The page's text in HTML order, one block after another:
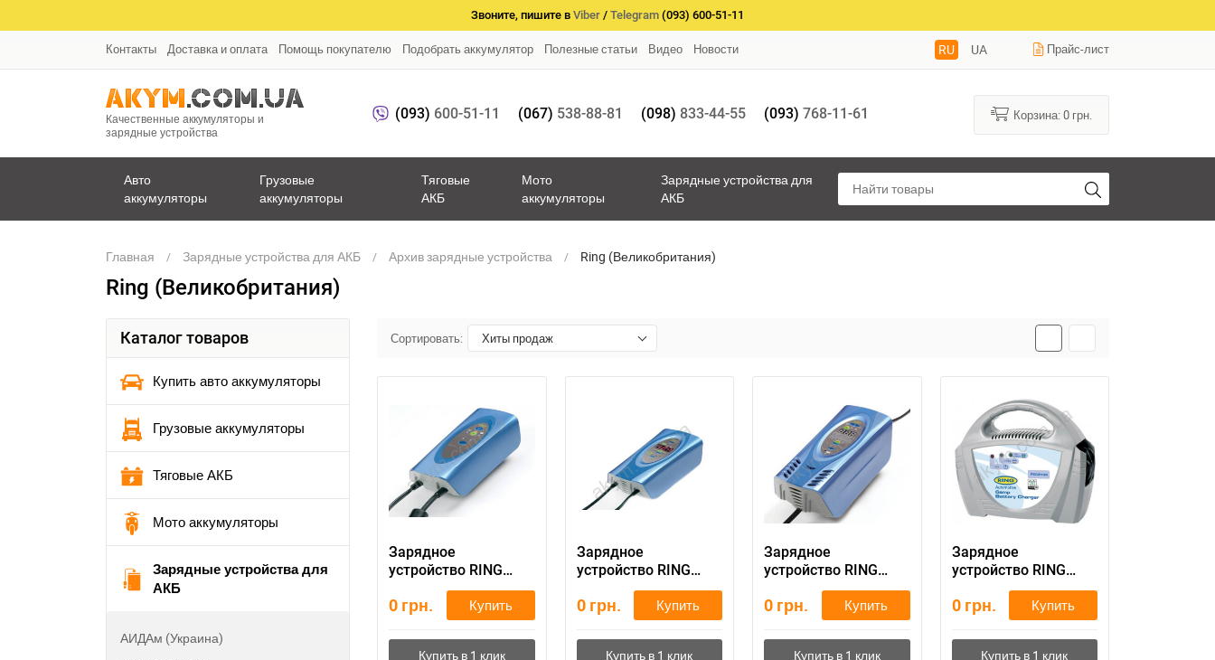
Звоните, пишите в Viber / Telegram (093) 600-51-11
Контакты Доставка и оплата Помощь покупателю Подобрать аккумулятор Полезные статьи Видео Новости RU UA Прайс-лист
Качественные аккумуляторы и
зарядные устройства
(093) 600-51-11 (067) 538-88-81 (098) 833-44-55 (093) 768-11-61 Корзина:0 грн.
Авто
аккумуляторы
Грузовые
аккумуляторы
Тяговые
АКБ
Мото
аккумуляторы
Зарядные устройства для
АКБ
Главная Зарядные устройства для АКБ Архив зарядные устройства Ring (Великобритания)
Ring (Великобритания)
Каталог товаров
Купить авто аккумуляторы
Грузовые аккумуляторы
Тяговые АКБ
Мото аккумуляторы
Зарядные устройства для
АКБ
АИДАм (Украина)
Сортировать: Хиты продаж
Зарядное
устройство RING
RESC504
0 грн. Купить
Зарядное
устройство RING
RESC508
0 грн. Купить
Зарядное
устройство RING
RESC516
0 грн. Купить
Зарядное
устройство RING
RECB106
0 грн. Купить